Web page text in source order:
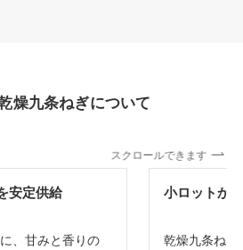
燥九条ねぎについて
スクロールできます
安定供給
、甘みと香りの
小ロットか
乾燥九条ねぎ